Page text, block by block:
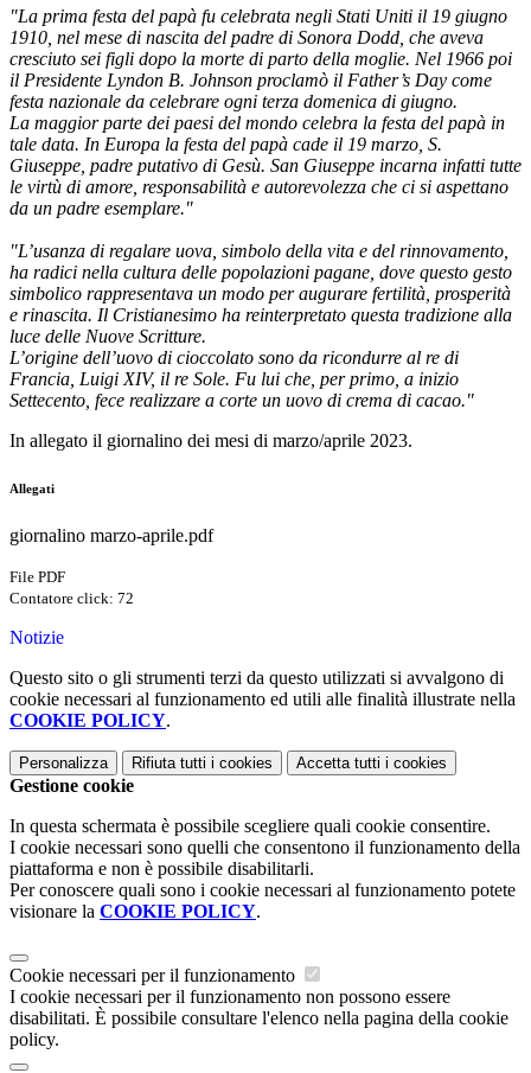
"La prima festa del papà fu celebrata negli Stati Uniti il 19 giugno
1910, nel mese di nascita del padre di Sonora Dodd, che aveva
cresciuto sei figli dopo la morte di parto della moglie. Nel 1966 poi
il Presidente Lyndon B. Johnson proclamò il Father’s Day come
festa nazionale da celebrare ogni terza domenica di giugno.
La maggior parte dei paesi del mondo celebra la festa del papà in
tale data. In Europa la festa del papà cade il 19 marzo, S.
Giuseppe, padre putativo di Gesù. San Giuseppe incarna infatti tutte
le virtù di amore, responsabilità e autorevolezza che ci si aspettano
da un padre esemplare."
"L’usanza di regalare uova, simbolo della vita e del rinnovamento,
ha radici nella cultura delle popolazioni pagane, dove questo gesto
simbolico rappresentava un modo per augurare fertilità, prosperità
e rinascita. Il Cristianesimo ha reinterpretato questa tradizione alla
luce delle Nuove Scritture.
L’origine dell’uovo di cioccolato sono da ricondurre al re di
Francia, Luigi XIV, il re Sole. Fu lui che, per primo, a inizio
Settecento, fece realizzare a corte un uovo di crema di cacao."
In allegato il giornalino dei mesi di marzo/aprile 2023.
Allegati
giornalino marzo-aprile.pdf
File PDF
Contatore click: 72
Notizie
Questo sito o gli strumenti terzi da questo utilizzati si avvalgono di
cookie necessari al funzionamento ed utili alle finalità illustrate nella
COOKIE POLICY.
Personalizza Rifiuta tutti i cookies Accetta tutti i cookies
Gestione cookie
In questa schermata è possibile scegliere quali cookie consentire.
I cookie necessari sono quelli che consentono il funzionamento della
piattaforma e non è possibile disabilitarli.
Per conoscere quali sono i cookie necessari al funzionamento potete
visionare la COOKIE POLICY.
Cookie necessari per il funzionamento
I cookie necessari per il funzionamento non possono essere
disabilitati. È possibile consultare l'elenco nella pagina della cookie
policy.